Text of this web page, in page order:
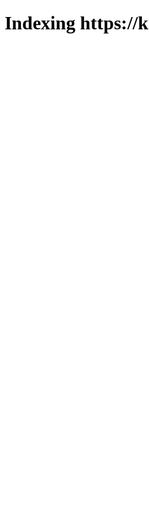
Indexing https://